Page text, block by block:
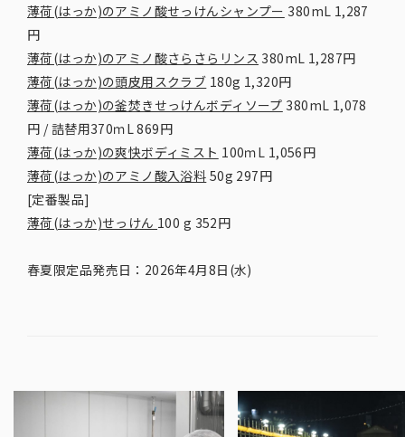
薄荷(はっか)のアミノ酸せっけんシャンプー 380mL 1,287
円
薄荷(はっか)のアミノ酸さらさらリンス 380mL 1,287円
薄荷(はっか)の頭皮用スクラブ 180g 1,320円
薄荷(はっか)の釜焚きせっけんボディソープ 380mL 1,078
円 / 詰替用370ｍL 869円
薄荷(はっか)の爽快ボディミスト 100ｍL 1,056円
薄荷(はっか)のアミノ酸入浴料 50g 297円
[定番製品]
薄荷(はっか)せっけん 100 g 352円
春夏限定品発売日：2026年4月8日(水)